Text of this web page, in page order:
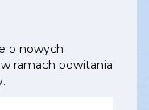
o nowych
ramach powitania